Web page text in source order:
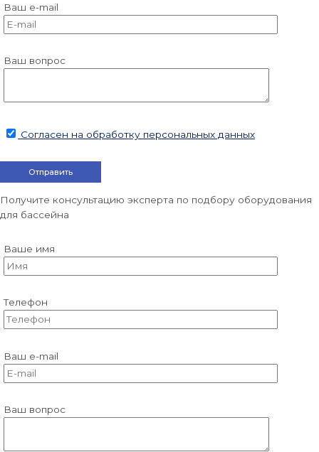
Ваш e-mail
Ваш вопрос
Согласен на обработку персональных данных
Получите консультацию эксперта по подбору оборудования
для бассейна
Ваше имя
Телефон
Ваш e-mail
Ваш вопрос